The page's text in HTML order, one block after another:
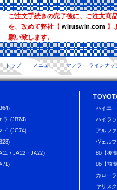
ご注文手続きの完了後に、ご注文商
を、改めて弊社【wiruswin.com 】
願い致します。
トップ メニュー マフラー ラインナッ
ラ (JB74)
ド (JC74)
・JA12・JA22)
ハイエ
ハイラ
アルフ
ヴェル
86【後
86【前
カロー
ヤリス